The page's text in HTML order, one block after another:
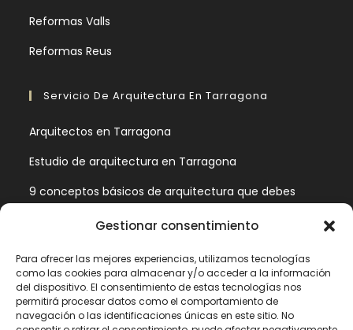
Gestionar consentimiento
Para ofrecer las mejores experiencias, utilizamos tecnologías
como las cookies para almacenar y/o acceder a la información
del dispositivo. El consentimiento de estas tecnologías nos
permitirá procesar datos como el comportamiento de
navegación o las identificaciones únicas en este sitio. No
Reformas Valls
Reformas Reus
Servicio De Arquitectura En Tarragona
Arquitectos en Tarragona
Estudio de arquitectura en Tarragona
9 conceptos básicos de arquitectura que debes
Información Legal
Política de privacidad